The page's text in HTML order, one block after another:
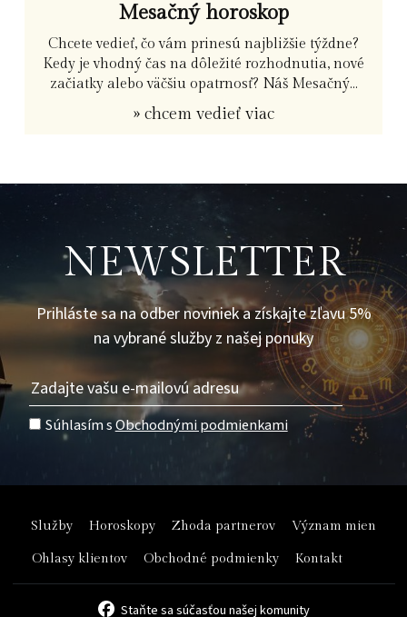
Mesačný horoskop
Chcete vedieť, čo vám prinesú najbližšie týždne?
Kedy je vhodný čas na dôležité rozhodnutia, nové
začiatky alebo väčšiu opatrnosť? Náš Mesačný...
» chcem vedieť viac
NEWSLETTER
Prihláste sa na odber noviniek a získajte zľavu 5%
na vybrané služby z našej ponuky
Súhlasím sObchodnými podmienkami
Služby Horoskopy Zhoda partnerov Význam mien
Ohlasy klientov Obchodné podmienky Kontakt
Staňte sa súčasťou našej komunity